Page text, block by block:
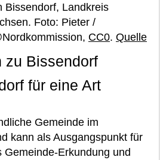
Bissendorf, Landkreis
Foto: Pieter /
CC0. Quelle
zu Bissendorf
für eine Art
Gemeinde im
kann als Ausgangspunkt für
Gemeinde-Erkundung und